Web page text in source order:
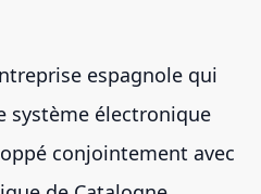
espagnole qui
système électronique
conjointement avec